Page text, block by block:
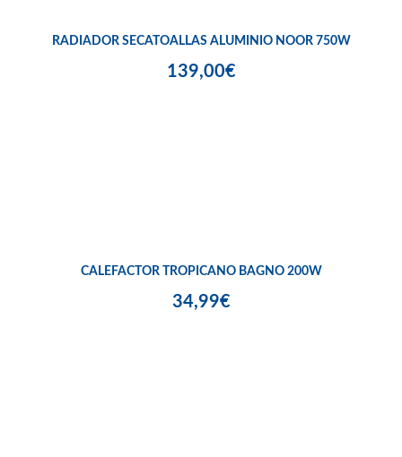
RADIADOR SECATOALLAS ALUMINIO NOOR 750W
139,00€
CALEFACTOR TROPICANO BAGNO 200W
34,99€